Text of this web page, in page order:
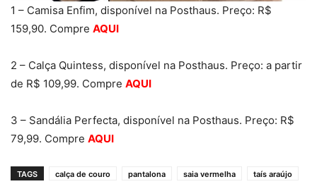
1 – Camisa Enfim, disponível na Posthaus. Preço: R$
159,90. Compre AQUI
2 – Calça Quintess, disponível na Posthaus. Preço: a partir
de R$ 109,99. Compre AQUI
3 – Sandália Perfecta, disponível na Posthaus. Preço: R$
79,99. Compre AQUI
TAGS calça de couro pantalona saia vermelha taís araújo